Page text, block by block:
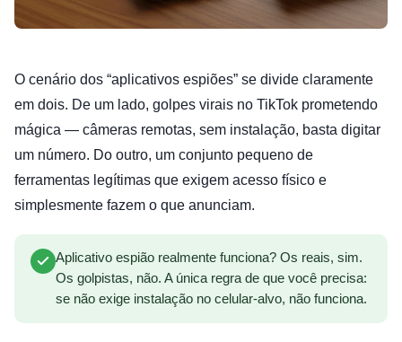
O cenário dos “aplicativos espiões” se divide claramente
em dois. De um lado, golpes virais no TikTok prometendo
mágica — câmeras remotas, sem instalação, basta digitar
um número. Do outro, um conjunto pequeno de
ferramentas legítimas que exigem acesso físico e
simplesmente fazem o que anunciam.
Aplicativo espião realmente funciona? Os reais, sim.
Os golpistas, não. A única regra de que você precisa:
se não exige instalação no celular-alvo, não funciona.